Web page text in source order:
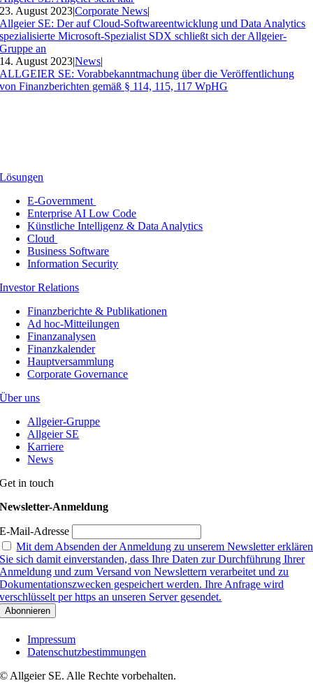
23. August 2023|Corporate News|
Allgeier SE: Der auf Cloud-Softwareentwicklung und Data Analytics
spezialisierte Microsoft-Spezialist SDX schließt sich der Allgeier-
Gruppe an
14. August 2023|News|
ALLGEIER SE: Vorabbekanntmachung über die Veröffentlichung
von Finanzberichten gemäß § 114, 115, 117 WpHG
Lösungen
E-Government
Enterprise AI Low Code
Künstliche Intelligenz & Data Analytics
Cloud
Business Software
Information Security
Investor Relations
Finanzberichte & Publikationen
Ad hoc-Mitteilungen
Finanzanalysen
Finanzkalender
Hauptversammlung
Corporate Governance
Über uns
Allgeier-Gruppe
Allgeier SE
Karriere
News
Get in touch
Newsletter-Anmeldung
E-Mail-Adresse
Mit dem Absenden der Anmeldung zu unserem Newsletter erklären
Sie sich damit einverstanden, dass Ihre Daten zur Durchführung Ihrer
Anmeldung und zum Versand von Newslettern verarbeitet und zu
Dokumentationszwecken gespeichert werden. Ihre Anfrage wird
verschlüsselt per https an unseren Server gesendet.
Impressum
Datenschutzbestimmungen
© Allgeier SE. Alle Rechte vorbehalten.